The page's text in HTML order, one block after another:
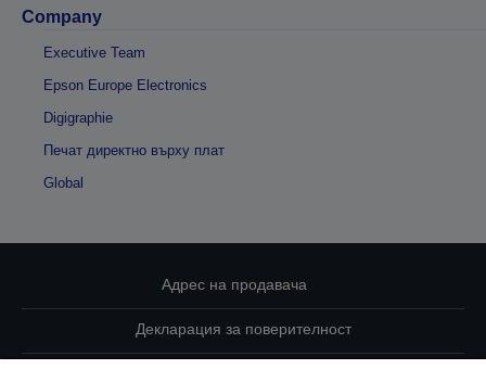
Company
Executive Team
Epson Europe Electronics
Digigraphie
Печат директно върху плат
Global
Адрес на продавача
Декларация за поверителност